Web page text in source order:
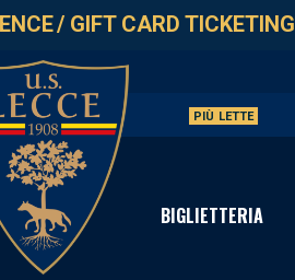
/ GIFT CARD TICKETING
PIÙ LETTE
BIGLIETTERIA